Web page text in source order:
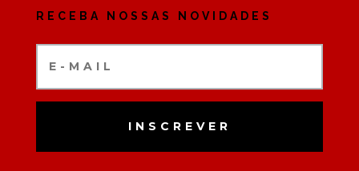
RECEBA NOSSAS NOVIDADES
INSCREVER